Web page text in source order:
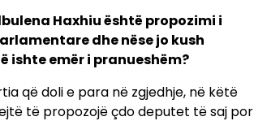
Haxhiu është propozimi i
dhe nëse jo kush
ishte emër i pranueshëm?
që doli e para në zgjedhje, në këtë
të propozojë çdo deputet të saj por